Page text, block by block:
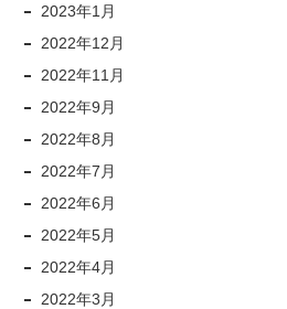
2023年1月
2022年12月
2022年11月
2022年9月
2022年8月
2022年7月
2022年6月
2022年5月
2022年4月
2022年3月